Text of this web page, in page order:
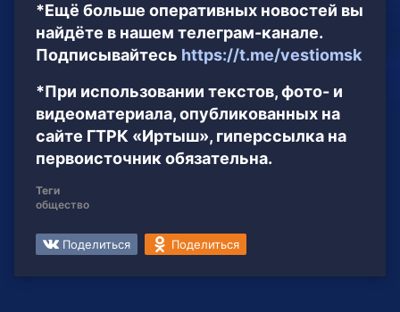
*Ещё больше оперативных новостей вы
найдёте в нашем телеграм-канале.
Подписывайтесь https://t.me/vestiomsk
*При использовании текстов, фото- и
видеоматериала, опубликованных на
сайте ГТРК «Иртыш», гиперссылка на
первоисточник обязательна.
Теги
общество
Поделиться Поделиться